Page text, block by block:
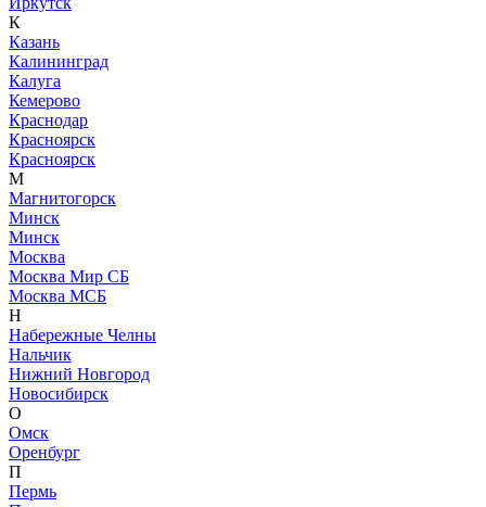
К
Казань
Калининград
Калуга
Кемерово
Краснодар
Красноярск
Красноярск
М
Магнитогорск
Минск
Минск
Москва
Москва Мир СБ
Москва МСБ
Н
Набережные Челны
Нальчик
Нижний Новгород
Новосибирск
О
Омск
Оренбург
П
Пермь